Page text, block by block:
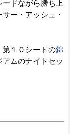
ドながら勝ち上
サー・アッシュ・
第１０シードの錦
ムのナイトセッ